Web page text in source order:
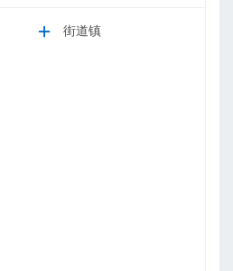
街道镇